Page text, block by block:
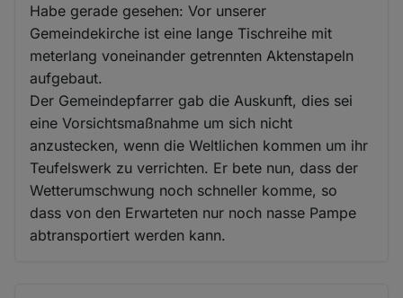
Habe gerade gesehen: Vor unserer
Gemeindekirche ist eine lange Tischreihe mit
meterlang voneinander getrennten Aktenstapeln
aufgebaut.
Der Gemeindepfarrer gab die Auskunft, dies sei
eine Vorsichtsmaßnahme um sich nicht
anzustecken, wenn die Weltlichen kommen um ihr
Teufelswerk zu verrichten. Er bete nun, dass der
Wetterumschwung noch schneller komme, so
dass von den Erwarteten nur noch nasse Pampe
abtransportiert werden kann.